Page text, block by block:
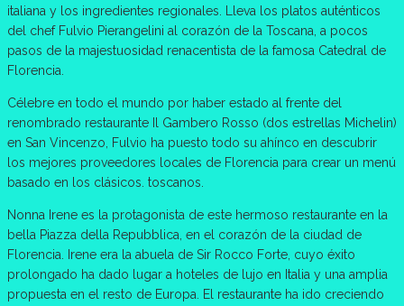
italiana y los ingredientes regionales. Lleva los platos auténticos
del chef Fulvio Pierangelini al corazón de la Toscana, a pocos
pasos de la majestuosidad renacentista de la famosa Catedral de
Florencia.
Célebre en todo el mundo por haber estado al frente del
renombrado restaurante Il Gambero Rosso (dos estrellas Michelin)
en San Vincenzo, Fulvio ha puesto todo su ahínco en descubrir
los mejores proveedores locales de Florencia para crear un menú
basado en los clásicos. toscanos.
Nonna Irene es la protagonista de este hermoso restaurante en la
bella Piazza della Repubblica, en el corazón de la ciudad de
Florencia. Irene era la abuela de Sir Rocco Forte, cuyo éxito
prolongado ha dado lugar a hoteles de lujo en Italia y una amplia
propuesta en el resto de Europa. El restaurante ha ido creciendo